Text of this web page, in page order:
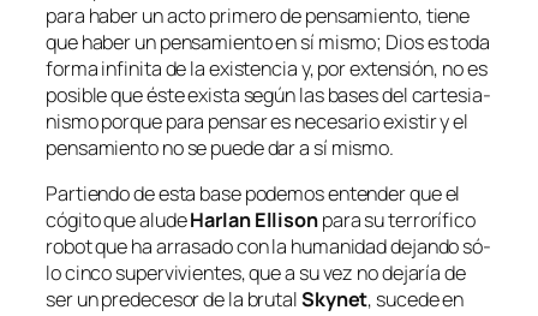
pa­ra ha­ber un ac­to pri­me­ro de pen­sa­mien­to, tie­ne
que ha­ber un pen­sa­mien­to en sí mis­mo; Dios es to­da
for­ma in­fi­ni­ta de la exis­ten­cia y, por ex­ten­sión, no es
po­si­ble que és­te exis­ta se­gún las ba­ses del car­te­sia­
nis­mo por­que pa­ra pen­sar es ne­ce­sa­rio exis­tir y el
pen­sa­mien­to no se pue­de dar a sí mismo.
Partiendo de es­ta ba­se po­de­mos en­ten­der que el
có­gi­to que alu­deHarlan Ellisonpa­ra su te­rro­rí­fi­co
ro­bot que ha arra­sa­do con la hu­ma­ni­dad de­jan­do só­
lo cin­co su­per­vi­vien­tes, que a su vez no de­ja­ría de
ser un pre­de­ce­sor de la bru­talSkynet, su­ce­de en